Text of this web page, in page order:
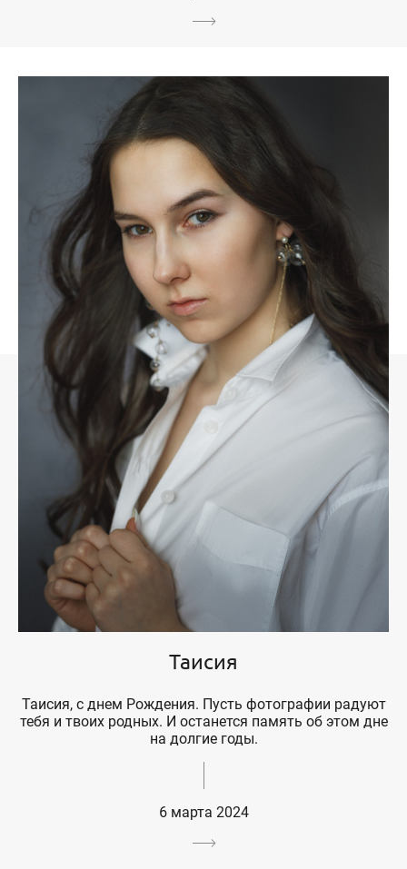
Таисия
Таисия, с днем Рождения. Пусть фотографии радуют
тебя и твоих родных. И останется память об этом дне
на долгие годы.
6 марта 2024